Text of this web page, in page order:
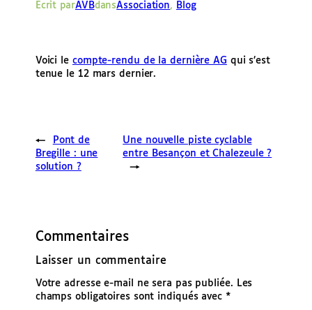
Écrit parAVBdansAssociation, Blog
Voici le compte-rendu de la dernière AG qui s’est
tenue le 12 mars dernier.
←
Pont de
Bregille : une
solution ?
Une nouvelle piste cyclable
entre Besançon et Chalezeule ?
→
Commentaires
Laisser un commentaire
Votre adresse e-mail ne sera pas publiée.
Les
champs obligatoires sont indiqués avec *